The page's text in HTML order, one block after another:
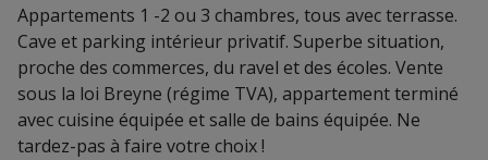
Appartements 1 -2 ou 3 chambres, tous avec terrasse.
Cave et parking intérieur privatif. Superbe situation,
proche des commerces, du ravel et des écoles. Vente
sous la loi Breyne (régime TVA), appartement terminé
avec cuisine équipée et salle de bains équipée. Ne
tardez-pas à faire votre choix !